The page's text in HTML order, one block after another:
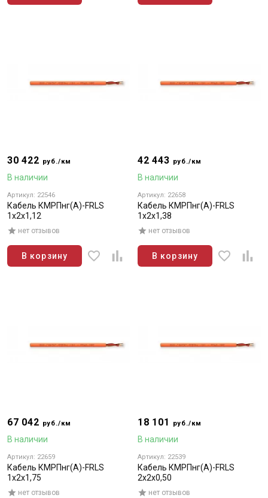
30 422 руб./км
В наличии
Артикул: 22546
Кабель КМРПнг(А)-FRLS
1х2х1,12
нет отзывов
В корзину
42 443 руб./км
В наличии
Артикул: 22658
Кабель КМРПнг(А)-FRLS
1х2х1,38
нет отзывов
В корзину
67 042 руб./км
В наличии
Артикул: 22659
Кабель КМРПнг(А)-FRLS
1х2х1,75
нет отзывов
18 101 руб./км
В наличии
Артикул: 22539
Кабель КМРПнг(А)-FRLS
2х2х0,50
нет отзывов